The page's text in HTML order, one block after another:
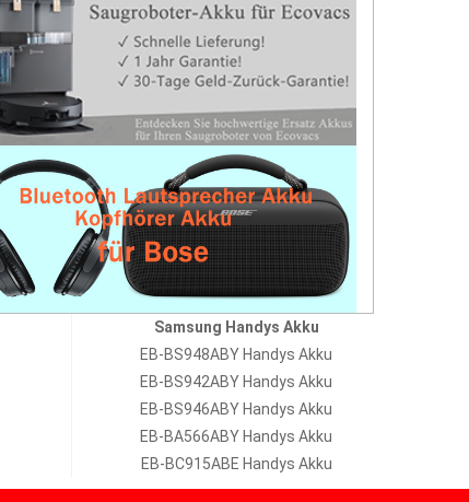
Samsung Handys Akku
EB-BS948ABY Handys Akku
EB-BS942ABY Handys Akku
EB-BS946ABY Handys Akku
EB-BA566ABY Handys Akku
EB-BC915ABE Handys Akku